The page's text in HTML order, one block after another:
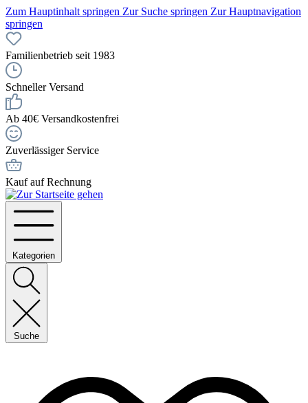
Zum Hauptinhalt springen Zur Suche springen Zur Hauptnavigation
springen
Familienbetrieb seit 1983
Schneller Versand
Ab 40€ Versandkostenfrei
Zuverlässiger Service
Kauf auf Rechnung
Kategorien
Suche